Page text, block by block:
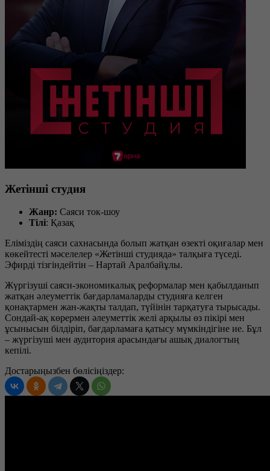
Жетінші студия
Жанр: Саяси ток-шоу
Тілі: Қазақ
Еліміздің саяси сахнасында болып жатқан өзекті оқиғалар мен
көкейтесті мәселелер «Жетінші студияда» талқыға түседі.
Эфирді тізгіндейтін – Нартай Аралбайұлы.
Жүргізуші саяси-экономикалық реформалар мен қабылданып
жатқан әлеуметтік бағдарламаларды студияға келген
қонақтармен жан-жақты талдап, түйінін тарқатуға тырысады.
Сондай-ақ көрермен әлеуметтік желі арқылы өз пікірі мен
ұсынысын білдіріп, бағдарламаға қатысу мүмкіндігіне ие. Бұл
– жүргізуші мен аудитория арасындағы ашық диалогтың
кепілі.
Достарыңызбен бөлісіңіздер: